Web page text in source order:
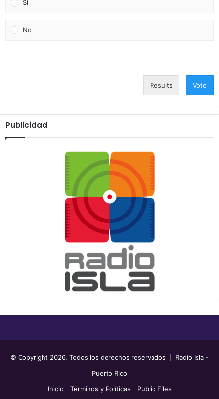
Sí
No
Results Vote
Publicidad
© Copyright 2026, Todos los derechos reservados | Radio Isla -
Puerto Rico
Inicio
Términos y Políticas Public Files